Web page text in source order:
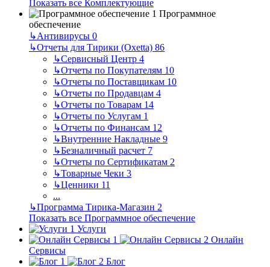
Показать все Комплектующие
Программное
обеспечение
↳Антивирусы 0
↳Отчеты для Тирики (Oxetta) 86
↳Сервисный Центр 4
↳Отчеты по Покупателям 10
↳Отчеты по Поставщикам 10
↳Отчеты по Продавцам 4
↳Отчеты по Товарам 14
↳Отчеты по Услугам 1
↳Отчеты по Финансам 12
↳Внутренние Накладные 9
↳Безналичный расчет 7
↳Отчеты по Сертификатам 2
↳Товарные Чеки 3
↳Ценники 11
...
↳Программа Тирика-Магазин 2
Показать все Программное обеспечение
Услуги
Онлайн
Сервисы
Блог